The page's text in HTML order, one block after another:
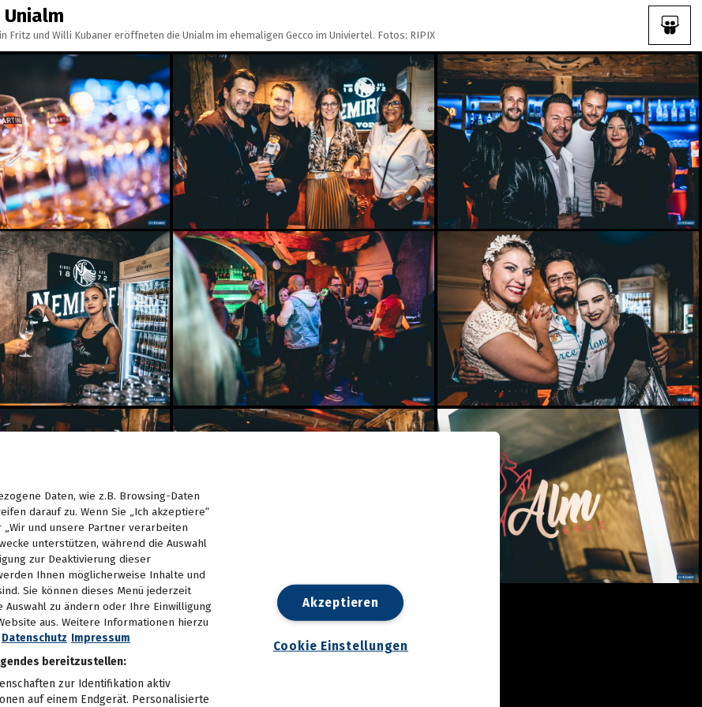
Fritz und Willi Kubaner eröffneten die Unialm im ehemaligen Gecco im Univiertel. Fotos: RIPIX
Daten, wie z.B. Browsing-Daten
darauf zu. Wenn Sie „Ich akzeptiere“
und unsere Partner verarbeiten
unterstützen, während die Auswahl
zur Deaktivierung dieser
Ihnen möglicherweise Inhalte und
Sie können dieses Menü jederzeit
zu ändern oder Ihre Einwilligung
aus. Weitere Informationen hierzu
Datenschutz Impressum
bereitzustellen:
zur Identifikation aktiv
auf einem Endgerät. Personalisierte
Akzeptieren
Cookie Einstellungen